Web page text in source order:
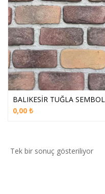
BALIKESİR TUĞLA SEMBOL
0,00 ₺
Tek bir sonuç gösteriliyor